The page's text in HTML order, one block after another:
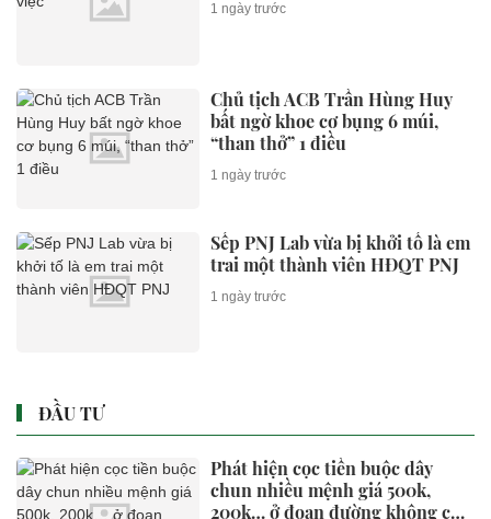
1 ngày trước
Chủ tịch ACB Trần Hùng Huy
bất ngờ khoe cơ bụng 6 múi,
“than thở” 1 điều
1 ngày trước
Sếp PNJ Lab vừa bị khởi tố là em
trai một thành viên HĐQT PNJ
1 ngày trước
ĐẦU TƯ
Phát hiện cọc tiền buộc dây
chun nhiều mệnh giá 500k,
200k… ở đoạn đường không có